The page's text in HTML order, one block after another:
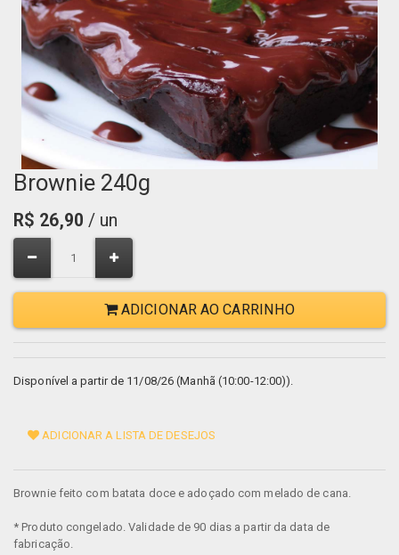
Brownie 240g
R$ 26,90 / un
ADICIONAR AO CARRINHO
Disponível a partir de 11/08/26 (Manhã (10:00-12:00)).
ADICIONAR A LISTA DE DESEJOS
Brownie feito com batata doce e adoçado com melado de cana.
* Produto congelado. Validade de 90 dias a partir da data de
fabricação.